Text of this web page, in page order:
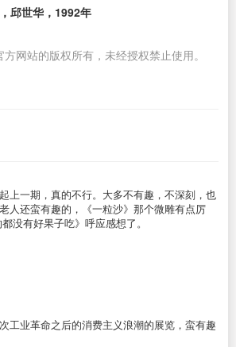
邱世华，1992年
网站的版权所有，未经授权禁止使用。
一期，真的不行。大多不有趣，不深刻，也
人还蛮有趣的，《一粒沙》那个微雕有点厉
没有好果子吃》呼应感想了。
工业革命之后的消费主义浪潮的展览，蛮有趣